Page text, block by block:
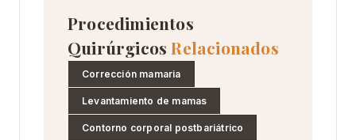
Procedimientos
Quirúrgicos Relacionados
Corrección mamaria
Levantamiento de mamas
Contorno corporal postbariátrico